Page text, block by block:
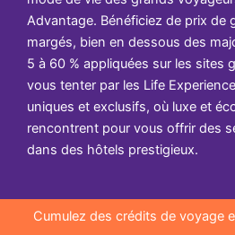
Advantage. Bénéficiez de prix de
margés, bien en dessous des
5 à 60 % appliquées sur les sites
vous tenter par les Life
uniques et exclusifs, où luxe et
rencontrent pour vous offrir des
dans des hôtels prestigieux.
Cumulez des crédits de voyage